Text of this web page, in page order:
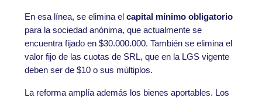
En esa línea, se elimina el capital mínimo obligatorio
para la sociedad anónima, que actualmente se
encuentra fijado en $30.000.000. También se elimina el
valor fijo de las cuotas de SRL, que en la LGS vigente
deben ser de $10 o sus múltiplos.
La reforma amplía además los bienes aportables. Los